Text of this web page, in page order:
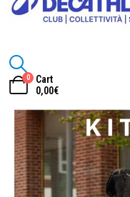
0
Cart
0,00€